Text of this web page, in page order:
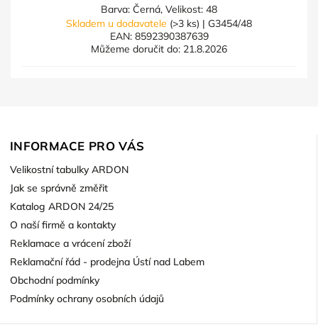
Barva: Černá, Velikost: 48
Skladem u dodavatele (>3 ks) | G3454/48
EAN: 8592390387639
Můžeme doručit do: 21.8.2026
INFORMACE PRO VÁS
Velikostní tabulky ARDON
Jak se správně změřit
Katalog ARDON 24/25
O naší firmě a kontakty
Reklamace a vrácení zboží
Reklamační řád - prodejna Ústí nad Labem
Obchodní podmínky
Podmínky ochrany osobních údajů